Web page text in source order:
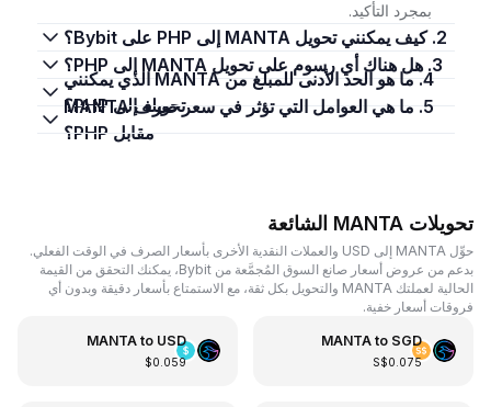
بمجرد التأكيد.
2. كيف يمكنني تحويل MANTA إلى PHP على Bybit؟
3. هل هناك أي رسوم على تحويل MANTA إلى PHP؟
4. ما هو الحد الأدنى للمبلغ من MANTA الذي يمكنني
تحويله إلى PHP؟5. ما هي العوامل التي تؤثر في سعر صرف MANTA
مقابل PHP؟
تحويلات MANTA الشائعة
حوِّل MANTA إلى USD والعملات النقدية الأخرى بأسعار الصرف في الوقت الفعلي.
بدعم من عروض أسعار صانع السوق المُجمَّعة من Bybit، يمكنك التحقق من القيمة
الحالية لعملتك MANTA والتحويل بكل ثقة، مع الاستمتاع بأسعار دقيقة وبدون أي
فروقات أسعار خفية.
MANTA to SGD
S$0.075
MANTA to USD
$0.059